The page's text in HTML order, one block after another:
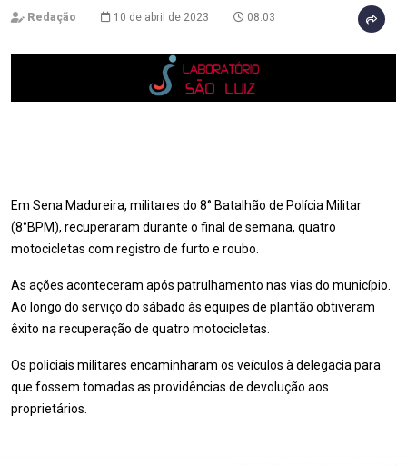
Redação 10 de abril de 2023 08:03
Em Sena Madureira, militares do 8° Batalhão de Polícia Militar
(8°BPM), recuperaram durante o final de semana, quatro
motocicletas com registro de furto e roubo.
As ações aconteceram após patrulhamento nas vias do município.
Ao longo do serviço do sábado às equipes de plantão obtiveram
êxito na recuperação de quatro motocicletas.
Os policiais militares encaminharam os veículos à delegacia para
que fossem tomadas as providências de devolução aos
proprietários.